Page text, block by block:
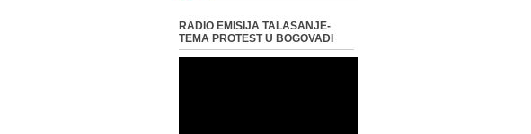
RADIO EMISIJA TALASANJE-
TEMA PROTEST U BOGOVAĐI